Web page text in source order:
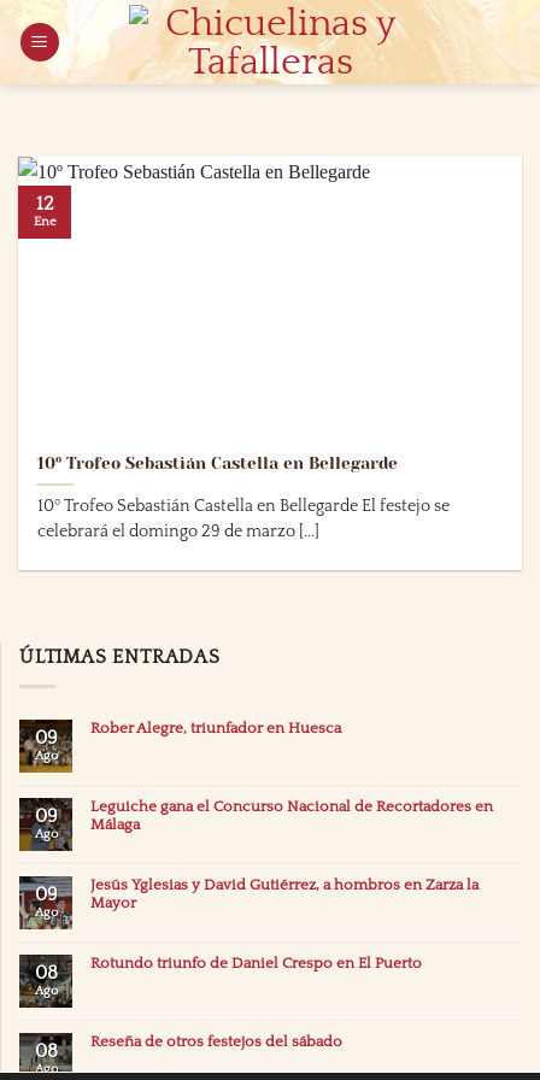
Saltar
contenido
10º Trofeo Sebastián Castella en Bellegarde
10º Trofeo Sebastián Castella en Bellegarde El festejo se
celebrará el domingo 29 de marzo [...]
12
Ene
ÚLTIMAS ENTRADAS
09
Ago
Rober Alegre, triunfador en Huesca
09
Ago
Leguiche gana el Concurso Nacional de Recortadores en
Málaga
09
Ago
Jesús Yglesias y David Gutiérrez, a hombros en Zarza la
Mayor
08
Ago
Rotundo triunfo de Daniel Crespo en El Puerto
08
Ago
Reseña de otros festejos del sábado